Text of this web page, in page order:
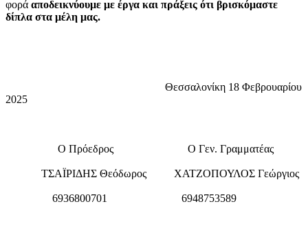
φορά αποδεικνύουμε με έργα και πράξεις ότι βρισκόμαστε
δίπλα στα μέλη μας.
Θεσσαλονίκη 18 Φεβρουαρίου
2025
Ο Πρόεδρος Ο Γεν. Γραμματέας
ΤΣΑΪΡΙΔΗΣ Θεόδωρος ΧΑΤΖΟΠΟΥΛΟΣ Γεώργιος
6936800701 6948753589